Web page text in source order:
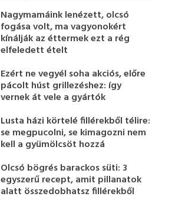
Nagymamáink lenézett, olcsó
fogása volt, ma vagyonokért
kínálják az éttermek ezt a rég
elfeledett ételt
Ezért ne vegyél soha akciós, előre
pácolt húst grillezéshez: így
vernek át vele a gyártók
Lusta házi körtelé fillérekből télire:
se megpucolni, se kimagozni nem
kell a gyümölcsöt hozzá
Olcsó bögrés barackos süti: 3
egyszerű recept, amit pillanatok
alatt összedobhatsz fillérekből